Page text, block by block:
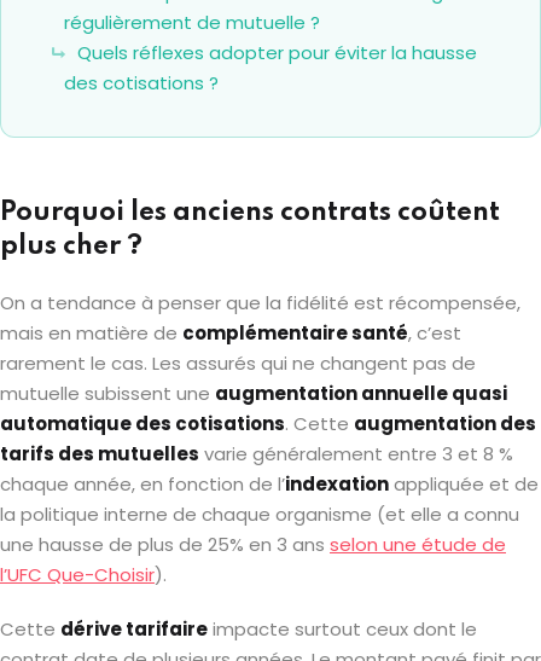
régulièrement de mutuelle ?
Quels réflexes adopter pour éviter la hausse
des cotisations ?
Pourquoi les anciens contrats coûtent
plus cher ?
On a tendance à penser que la fidélité est récompensée,
mais en matière de complémentaire santé, c’est
rarement le cas. Les assurés qui ne changent pas de
mutuelle subissent une augmentation annuelle quasi
automatique des cotisations. Cette augmentation des
tarifs des mutuelles varie généralement entre 3 et 8 %
chaque année, en fonction de l’indexationappliquée et de
la politique interne de chaque organisme (et elle a connu
une hausse de plus de 25% en 3 ans selon une étude de
l’UFC Que-Choisir).
Cette dérive tarifaireimpacte surtout ceux dont le